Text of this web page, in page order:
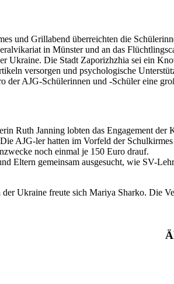
und Grillabend überreichten die
in Münster und an das
Ukraine. Die Stadt Zaporizhzhia sei ein
versorgen und psychologische
der AJG-Schülerinnen und -Schüler eine
Ruth Janning lobten das Engagement
AJG-ler hatten im Vorfeld der
noch einmal je 150 Euro drauf.
Eltern gemeinsam ausgesucht, wie SV-
Ukraine freute sich Mariya Sharko. Die